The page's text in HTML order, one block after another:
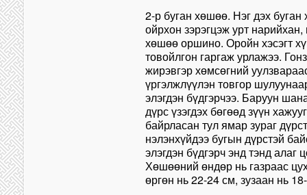
2-р буган хөшөө. Нэг дэх
ойрхон зэрэгцэж урт
хөшөө оршино. Оройн хэсэгт
товойлгон гаргаж урлажээ.
жирэвгэр хөмсөгний
үргэлжлүүлэн товгор
элэгдэн бүдгэрчээ. Баруун
дүрс үзэгдэх бөгөөд зүүн
байрласан тул ямар зураг
нэлэнхүйдээ бугын дүрстэй
элэгдэн бүдгэрч энд тэнд алаг
Хөшөөний өндөр нь газраас
өргөн нь 22-24 см, зузаан нь